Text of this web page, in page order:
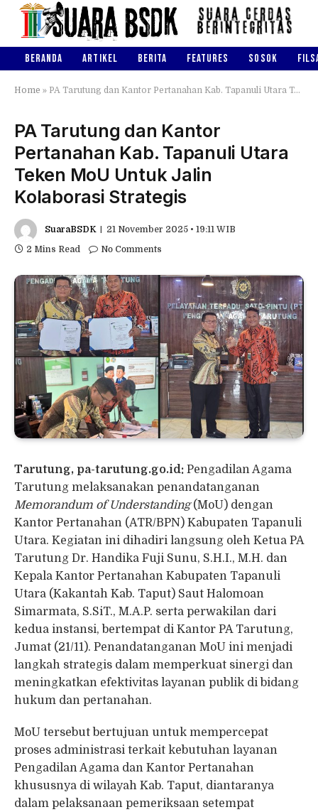
BERANDA ARTIKEL BERITA FEATURES SOSOK
Home » PA Tarutung dan Kantor Pertanahan Kab. Tapanuli Utara Teken MoU Untuk Jalin Kolaborasi Strategis
PA Tarutung dan Kantor
Pertanahan Kab. Tapanuli Utara
Teken MoU Untuk Jalin
Kolaborasi Strategis
SuaraBSDK
21 November 2025 • 19:11 WIB
2 Mins Read
No Comments
Tarutung, pa-tarutung.go.id: Pengadilan Agama
Tarutung melaksanakan penandatanganan
Memorandum of Understanding(MoU) dengan
Kantor Pertanahan (ATR/BPN) Kabupaten Tapanuli
Utara. Kegiatan ini dihadiri langsung oleh Ketua PA
Tarutung Dr. Handika Fuji Sunu, S.H.I., M.H. dan
Kepala Kantor Pertanahan Kabupaten Tapanuli
Utara (Kakantah Kab. Taput) Saut Halomoan
Simarmata, S.SiT., M.A.P. serta perwakilan dari
kedua instansi, bertempat di Kantor PA Tarutung,
Jumat (21/11). Penandatanganan MoU ini menjadi
langkah strategis dalam memperkuat sinergi dan
meningkatkan efektivitas layanan publik di bidang
hukum dan pertanahan.
MoU tersebut bertujuan untuk mempercepat
proses administrasi terkait kebutuhan layanan
Pengadilan Agama dan Kantor Pertanahan
khususnya di wilayah Kab. Taput, diantaranya
dalam pelaksanaan pemeriksaan setempat